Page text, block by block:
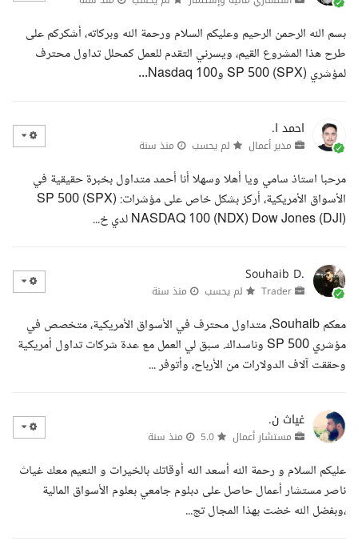
بسم الله الرحمن الرحيم وعليكم السلام ورحمة الله وبركاته، أشكركم على
طرح هذا المشروع القيم، ويسرني التقدم للعمل كمحلل تداول محترف
لمؤشري SP 500 (SPX) وNasdaq 100...
احمد ا.
مدير أعمال لم يحسب منذ سنة
مرحبا استاذ سامي ويا أهلا وسهلا أنا أحمد متداول بخبرة حقيقية في
الأسواق الأمريكية، أركز بشكل خاص على مؤشرات: SP 500 (SPX)
NASDAQ 100 (NDX) Dow Jones (DJI) لدي خ...
Souhaib D.
لم يحسب منذ سنة
معكم Souhaib، متداول محترف في الأسواق الأمريكية، متخصص في
مؤشري SP 500 وناسداك. سبق لي العمل مع عدة شركات تداول أمريكية
وحققت آلاف الدولارات من الأرباح، وأتوفر ...
غياث ن.
مستشار أعمال منذ سنة
عليكم السلام و رحمة الله أسعد الله أوقاتك بالخيرات و النعيم معك غياث
ناصر مستشار أعمال حاصل على دبلوم جامعي بعلوم الأسواق المالية
،وبفضل الله خضت بهذا المجال تج...